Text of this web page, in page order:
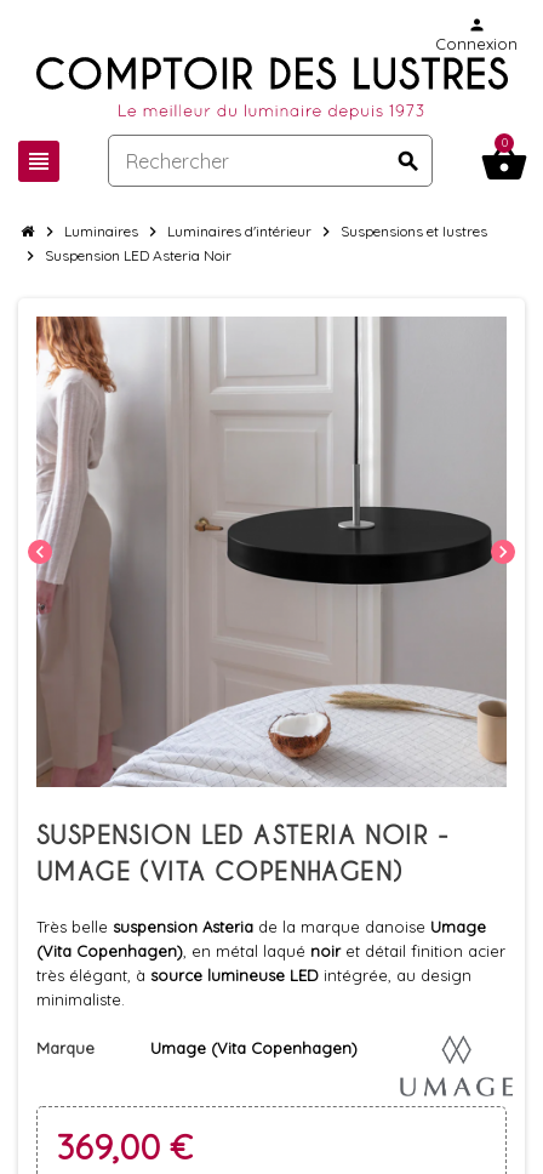
view_headline search
person
Connexion
shopping_basket
0
chevron_right Luminaires chevron_right Luminaires d'intérieur chevron_right Suspensions et lustres
chevron_right Suspension LED Asteria Noir
chevron_left chevron_right
SUSPENSION LED ASTERIA NOIR -
UMAGE (VITA COPENHAGEN)
Très belle suspension Asteria de la marque danoise Umage
(Vita Copenhagen) , en métal laqué noiret détail finition acier
très élégant, à source lumineuse LED intégrée, au design
minimaliste.
Marque Umage (Vita Copenhagen)
369,00 €